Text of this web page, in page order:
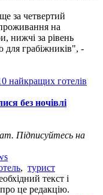
за четвертий
на
нижчі за рівень
для грабіжників", -
найкращих готелів
без ночівлі
Підписуйтесь на
, турист
текст і
це редакцію.